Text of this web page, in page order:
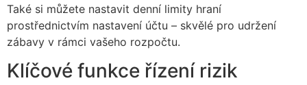
Také si můžete nastavit denní limity hraní
prostřednictvím nastavení účtu – skvělé pro udržení
zábavy v rámci vašeho rozpočtu.
Klíčové funkce řízení rizik